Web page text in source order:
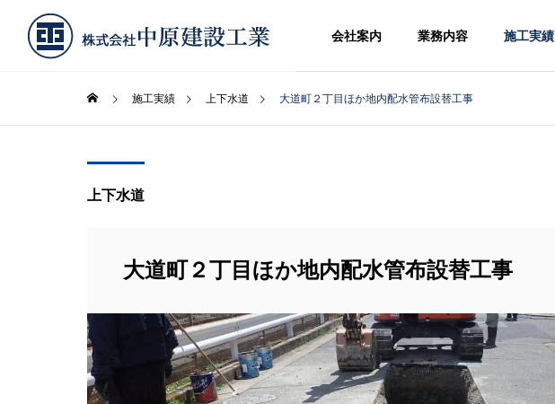
会社案内 業務内容 施工実績
施工実績 上下水道 大道町２丁目ほか地内配水管布設替工事
上下水道
大道町２丁目ほか地内配水管布設替工事